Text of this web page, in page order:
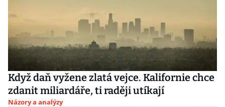
Když daň vyžene zlatá vejce. Kalifornie chce
zdanit miliardáře, ti raději utíkají
Názory a analýzy